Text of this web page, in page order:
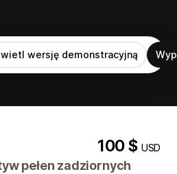
wersję demonstracyjną
100 $USD
pełen zadziornych